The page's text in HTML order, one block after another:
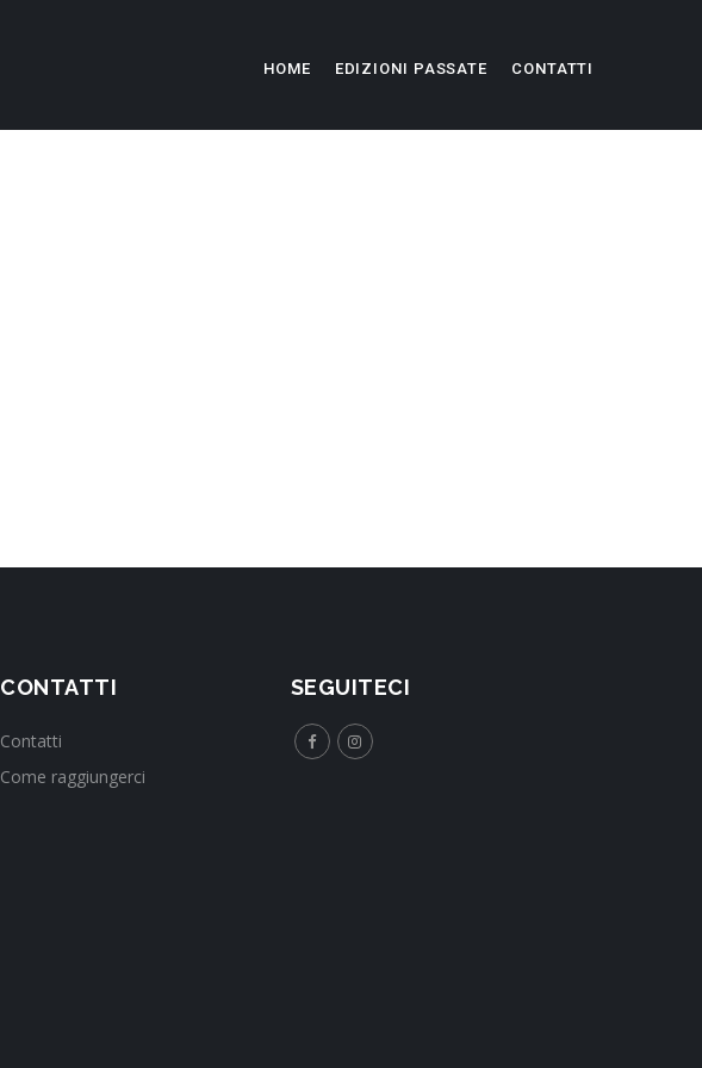
HOME EDIZIONI PASSATE CONTATTI
CONTATTI
Contatti
Come raggiungerci
SEGUITECI